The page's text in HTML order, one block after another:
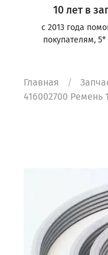
10 лет в
с 2013 года
покупателям,
Главная
416002700 Ремень